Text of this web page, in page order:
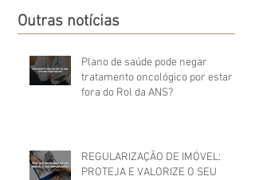
Outras notícias
Plano de saúde pode negar
tratamento oncológico por estar
fora do Rol da ANS?
REGULARIZAÇÃO DE IMÓVEL:
PROTEJA E VALORIZE O SEU